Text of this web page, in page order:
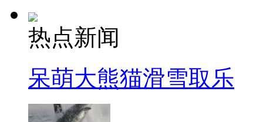
热点新闻
呆萌大熊猫滑雪取乐